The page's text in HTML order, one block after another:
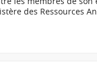
des Ressources